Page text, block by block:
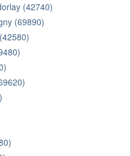
(42740)
(69890)